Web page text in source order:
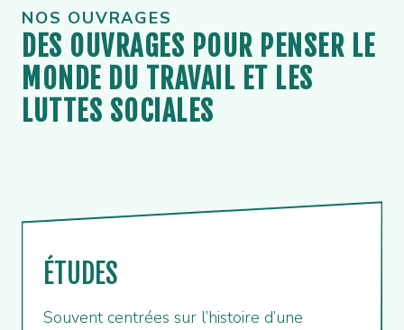
NOS OUVRAGES
DES OUVRAGES POUR PENSER LE
MONDE DU TRAVAIL ET LES
LUTTES SOCIALES
ÉTUDES
Souvent centrées sur l’histoire d’une